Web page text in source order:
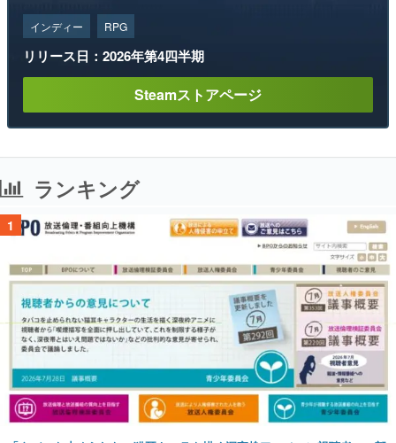
インディー RPG
リリース日：2026年第4四半期
Steamストアページ
ランキング
1